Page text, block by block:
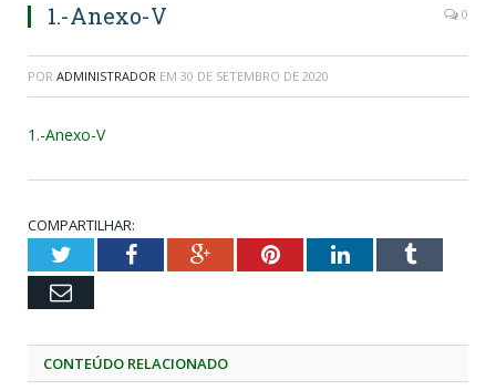
1.-Anexo-V 0
POR ADMINISTRADOR EM 30 DE SETEMBRO DE 2020
1.-Anexo-V
COMPARTILHAR:
TwitterFacebookGoogle+PinterestLinkedInTumblr
Email
CONTEÚDO RELACIONADO